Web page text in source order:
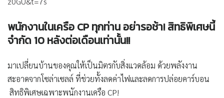
พนักงานในเครือ CP ทุกท่าน อย่ารอช้า!สิทธิพิเศษนี้
จำกัด 10 หลังต่อเดือนเท่านั้น!!
มาเปลี่ยนบ้านของคุณให้เป็นมิตรกับสิ่งแวดล้อม ด้วยพลังงาน
สะอาดจากโซล่าเซลล์ ที่ช่วยทั้งลดค่าไฟและลดการปล่อยคาร์บอน
สิทธิพิเศษเฉพาะพนักงานเครือ CP!